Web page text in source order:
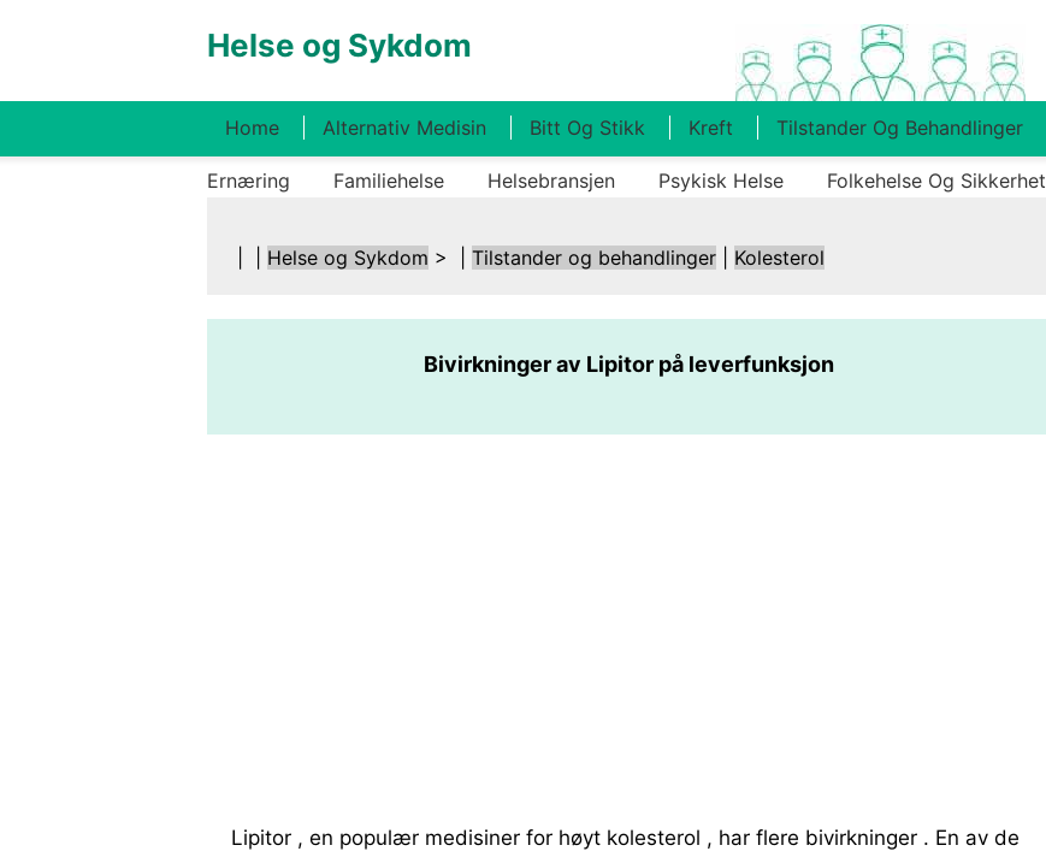
Helse og Sykdom
Home Alternativ Medisin Bitt Og Stikk Kreft Tilstander Og Behandlinger
Ernæring Familiehelse Helsebransjen Psykisk Helse Folkehelse Og Sikkerhet
Helse og Sykdom > | Tilstander og behandlinger Kolesterol
Bivirkninger av Lipitor på leverfunksjon
Lipitor , en populær medisiner for høyt kolesterol , har flere bivirkninger . En av de